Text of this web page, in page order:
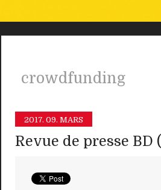
crowdfunding
2017. 09. MARS
Revue de presse BD